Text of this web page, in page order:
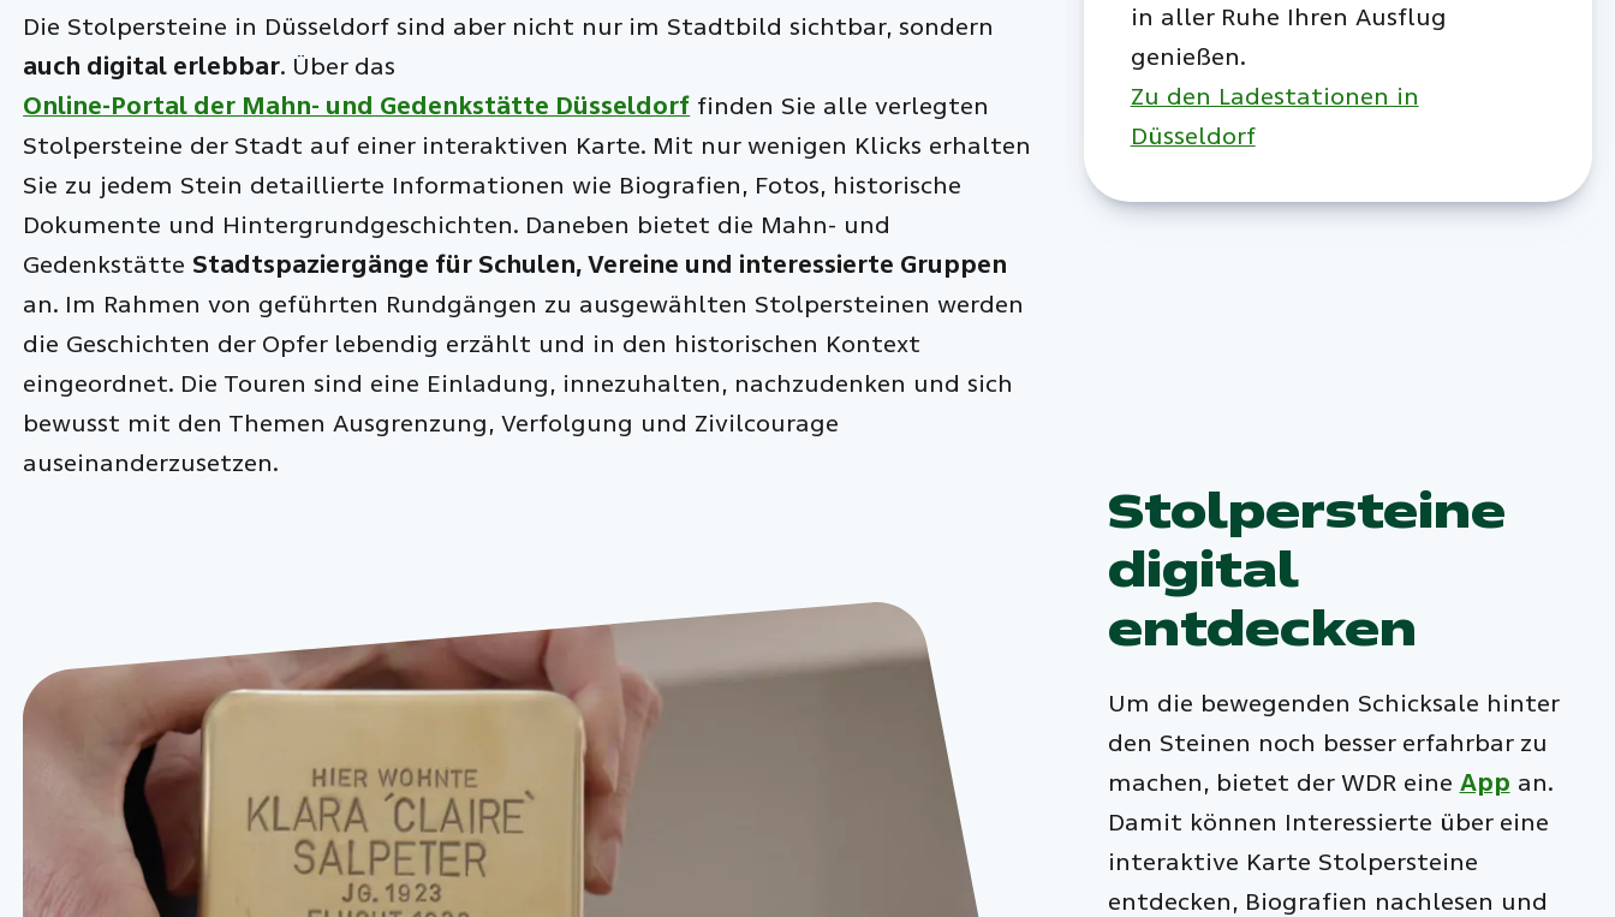
Die Stolpersteine in Düsseldorf sind aber nicht nur im Stadtbild sichtbar, sondern
auch digital erlebbar. Über das
Online-Portal der Mahn- und Gedenkstätte Düsseldorf finden Sie alle verlegten
Stolpersteine der Stadt auf einer interaktiven Karte. Mit nur wenigen Klicks erhalten
Sie zu jedem Stein detaillierte Informationen wie Biografien, Fotos, historische
Dokumente und Hintergrundgeschichten. Daneben bietet die Mahn- und
Gedenkstätte Stadtspaziergänge für Schulen, Vereine und interessierte Gruppen
an. Im Rahmen von geführten Rundgängen zu ausgewählten Stolpersteinen werden
die Geschichten der Opfer lebendig erzählt und in den historischen Kontext
eingeordnet. Die Touren sind eine Einladung, innezuhalten, nachzudenken und sich
bewusst mit den Themen Ausgrenzung, Verfolgung und Zivilcourage
auseinanderzusetzen.
in aller Ruhe Ihren Ausflug
genießen.
Zu den Ladestationen in
Düsseldorf
Stolpersteine
digital
entdecken
Um die bewegenden Schicksale hinter
den Steinen noch besser erfahrbar zu
machen, bietet der WDR eine App an.
Damit können Interessierte über eine
interaktive Karte Stolpersteine
entdecken, Biografien nachlesen und